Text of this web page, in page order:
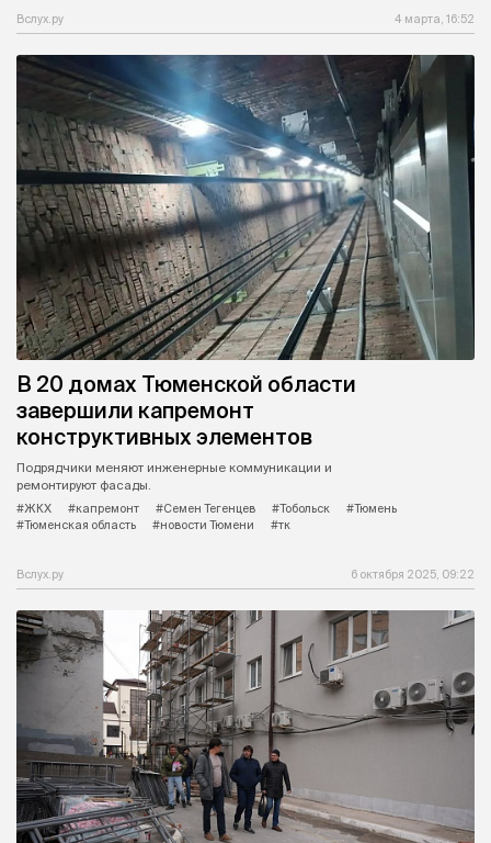
Вслух.ру 4 марта, 16:52
В 20 домах Тюменской области
завершили капремонт
конструктивных элементов
Подрядчики меняют инженерные коммуникации и
ремонтируют фасады.
#ЖКХ
#капремонт #Семен Тегенцев #Тобольск
#Тюмень
#Тюменская область
#новости Тюмени #тк
Вслух.ру 6 октября 2025, 09:22